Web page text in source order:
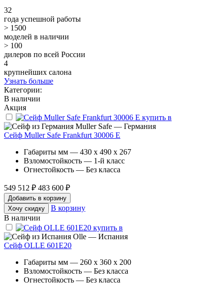
32
года успешной работы
> 1500
моделей в наличии
> 100
дилеров по всей России
4
крупнейших салона
Узнать больше
Категории:
В наличии
Акция
Muller Safe — Германия
Сейф Muller Safe Frankfurt 30006 E
Габариты мм — 430 x 490 x 267
Взломостойкость — 1-й класс
Огнестойкость — Без класса
549 512 ₽ 483 600 ₽
Добавить в корзину
Хочу скидку
В корзину
В наличии
Olle — Испания
Сейф OLLE 601E20
Габариты мм — 260 x 360 x 200
Взломостойкость — Без класса
Огнестойкость — Без класса